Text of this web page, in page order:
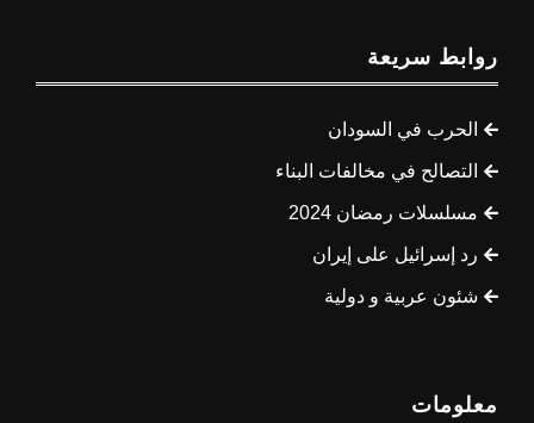
روابط سريعة
الحرب في السودان
التصالح في مخالفات البناء
مسلسلات رمضان 2024
رد إسرائيل على إيران
شئون عربية و دولية
معلومات